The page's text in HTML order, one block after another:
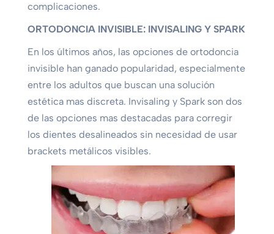
complicaciones.
ORTODONCIA INVISIBLE: INVISALING Y SPARK
En los últimos años, las opciones de ortodoncia
invisible han ganado popularidad, especialmente
entre los adultos que buscan una solución
estética mas discreta. Invisaling y Spark son dos
de las opciones mas destacadas para corregir
los dientes desalineados sin necesidad de usar
brackets metálicos visibles.